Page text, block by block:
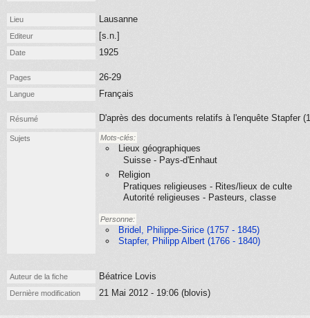
Lieu Lausanne
Editeur [s.n.]
Date 1925
Pages 26-29
Langue Français
Résumé D'après des documents relatifs à l'enquête Stapfer
Sujets Mots-clés:
Lieux géographiques
Suisse - Pays-d'Enhaut
Religion
Pratiques religieuses - Rites/lieux de culte
Autorité religieuses - Pasteurs, classe
Personne:
Bridel, Philippe-Sirice (1757 - 1845)
Stapfer, Philipp Albert (1766 - 1840)
Auteur de la fiche Béatrice Lovis
Dernière modification 21 Mai 2012 - 19:06 (blovis)